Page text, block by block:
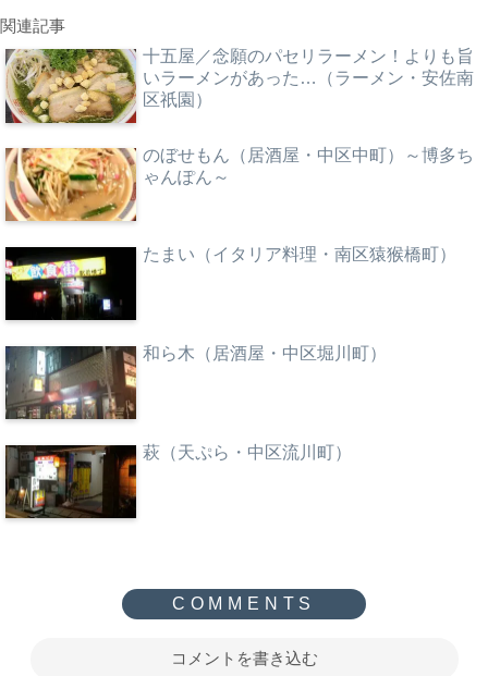
関連記事
十五屋／念願のパセリラーメン！よりも旨
いラーメンがあった…（ラーメン・安佐南
区祇園）
のぼせもん（居酒屋・中区中町）～博多ち
ゃんぽん～
たまい（イタリア料理・南区猿猴橋町）
和ら木（居酒屋・中区堀川町）
萩（天ぷら・中区流川町）
コメントを書き込む